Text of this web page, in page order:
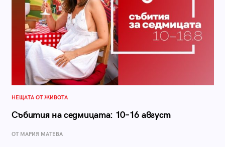
НЕЩАТА ОТ ЖИВОТА
Събития на седмицата: 10–16 август
ОТ МАРИЯ МАТЕВА